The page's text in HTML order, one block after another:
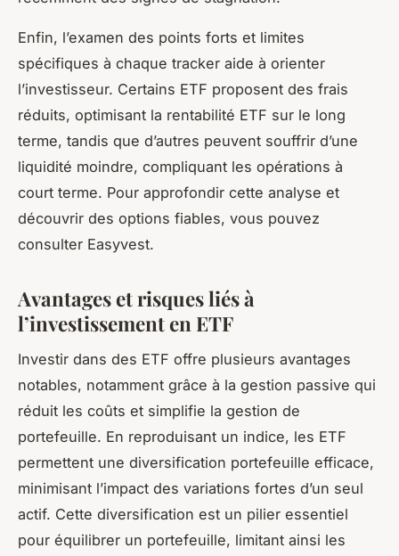
Enfin, l’examen des points forts et limites
spécifiques à chaque tracker aide à orienter
l’investisseur. Certains ETF proposent des frais
réduits, optimisant la rentabilité ETF sur le long
terme, tandis que d’autres peuvent souffrir d’une
liquidité moindre, compliquant les opérations à
court terme. Pour approfondir cette analyse et
découvrir des options fiables, vous pouvez
consulter Easyvest.
Avantages et risques liés à
l’investissement en ETF
Investir dans des ETF offre plusieurs avantages
notables, notamment grâce à la gestion passive qui
réduit les coûts et simplifie la gestion de
portefeuille. En reproduisant un indice, les ETF
permettent une diversification portefeuille efficace,
minimisant l’impact des variations fortes d’un seul
actif. Cette diversification est un pilier essentiel
pour équilibrer un portefeuille, limitant ainsi les